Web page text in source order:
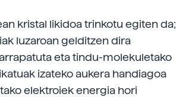
kristal likidoa trinkotu egiten da;
luzaroan gelditzen dira
eta tindu-molekuletako
izateko aukera handiagoa
elektroiek energia hori